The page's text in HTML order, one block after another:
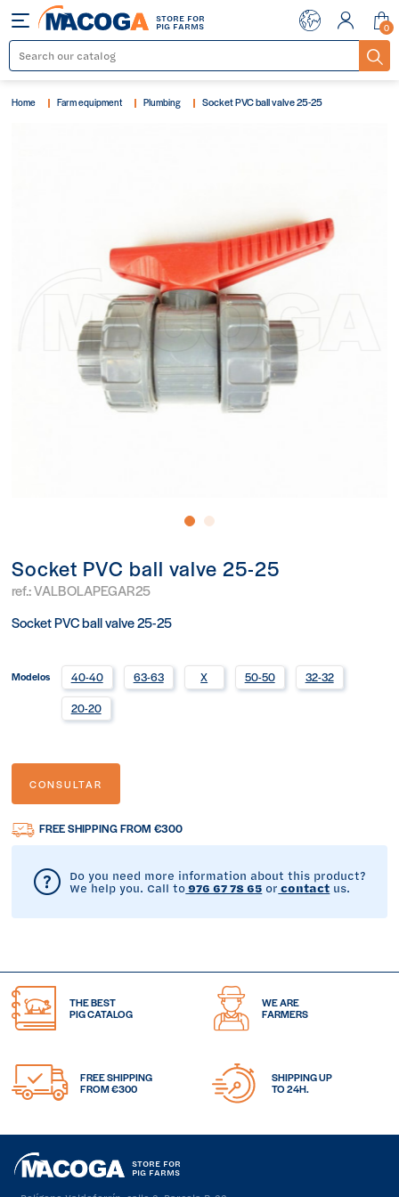
STORE FOR
PIG FARMS 0
Menu
Home Farm equipment Plumbing Socket PVC ball valve 25-25
Socket PVC ball valve 25-25
ref.:VALBOLAPEGAR25
Socket PVC ball valve 25-25
Modelos 40-40 63-63 X 50-50
32-32
20-20
CONSULTAR
FREE SHIPPING FROM €300
Do you need more information about this product?
We help you. Call to976 67 78 65 or contact us.
THE BEST
PIG CATALOG
WE ARE
FARMERS
FREE SHIPPING
FROM €300
SHIPPING UP
TO 24H.
STORE FOR
PIG FARMS